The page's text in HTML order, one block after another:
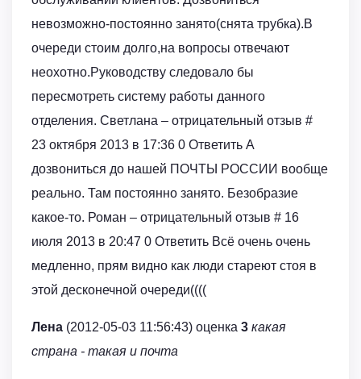
невозможно-постоянно занято(снята трубка).В
очереди стоим долго,на вопросы отвечают
неохотно.Руководству следовало бы
пересмотреть систему работы данного
отделения. Светлана – отрицательный отзыв #
23 октября 2013 в 17:36 0 Ответить А
дозвониться до нашей ПОЧТЫ РОССИИ вообще
реально. Там постоянно занято. Безобразие
какое-то. Роман – отрицательный отзыв # 16
июля 2013 в 20:47 0 Ответить Всё очень очень
медленно, прям видно как люди стареют стоя в
этой десконечной очереди((((
Лена (2012-05-03 11:56:43) оценка 3 какая
страна - такая и почта